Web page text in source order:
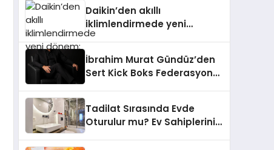
Daikin’den akıllı
iklimlendirmede yeni
dönem: Madoka Plus
İbrahim Murat Gündüz’den
Sert Kick Boks Federasyonu
Tadilat Sırasında Evde
Oturulur mu? Ev Sahiplerinin